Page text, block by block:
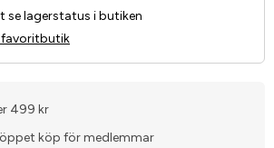
se lagerstatus i butiken
499 kr
köp för medlemmar